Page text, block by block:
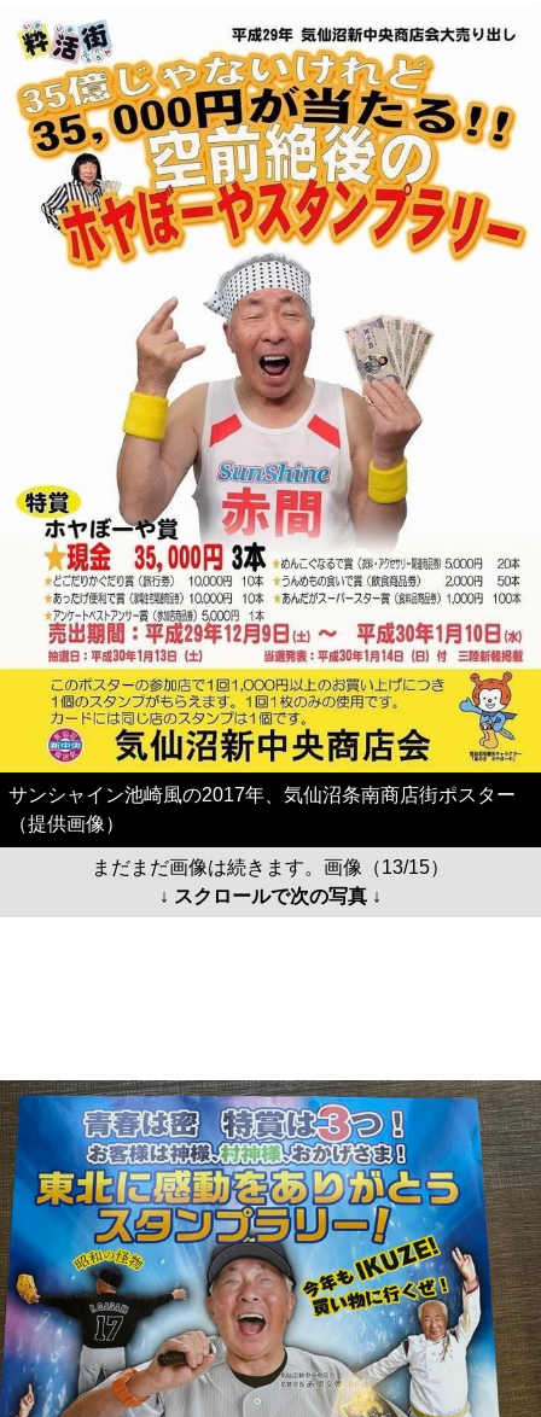
サンシャイン池崎風の2017年、気仙沼条南商店街ポスター
（提供画像）
まだまだ画像は続きます。画像（13/15）
↓ スクロールで次の写真 ↓